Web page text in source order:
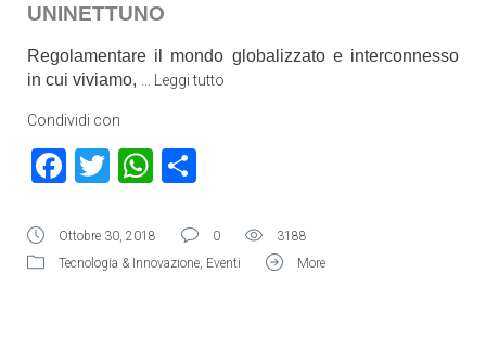
UNINETTUNO
Regolamentare il mondo globalizzato e interconnesso
in cui viviamo,
Leggi tutto
Condividi con
Facebook
TwitterWhatsApp
Ottobre 30, 2018 0
3188
Tecnologia & Innovazione, Eventi More